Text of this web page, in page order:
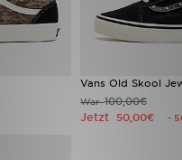
Vans Old Skool
War100,00€
Jetzt 50,00€ -